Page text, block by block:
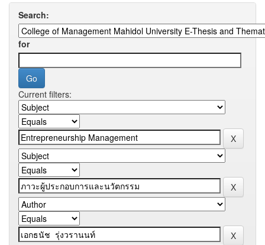
Search:
for
Current filters: